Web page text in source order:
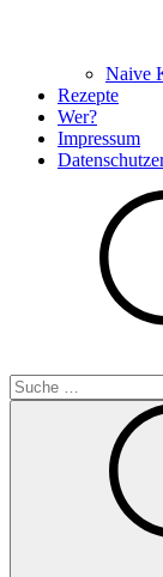
Naive
Rezepte
Wer?
Impressum